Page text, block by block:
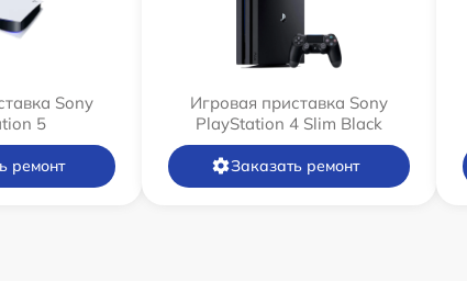
Sony
5
ремонт
Игровая приставка Sony
PlayStation 4 Slim Black
Заказать ремонт